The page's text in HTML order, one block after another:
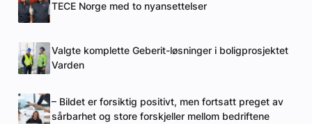
TECE Norge med to nyansettelser
Valgte komplette Geberit-løsninger i boligprosjektet
Varden
– Bildet er forsiktig positivt, men fortsatt preget av
sårbarhet og store forskjeller mellom bedriftene